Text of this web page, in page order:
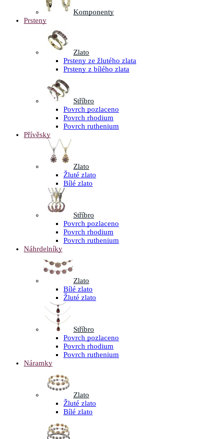
Komponenty
Prsteny
Zlato
Prsteny ze žlutého zlata
Prsteny z bílého zlata
Stříbro
Povrch pozlaceno
Povrch rhodium
Povrch ruthenium
Přívěsky
Zlato
Žluté zlato
Bílé zlato
Stříbro
Povrch pozlaceno
Povrch rhodium
Povrch ruthenium
Náhrdelníky
Zlato
Bílé zlato
Žluté zlato
Stříbro
Povrch pozlaceno
Povrch rhodium
Povrch ruthenium
Náramky
Zlato
Žluté zlato
Bílé zlato